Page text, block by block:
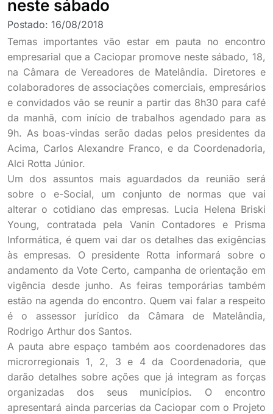
neste sábado
Postado: 16/08/2018
Temas importantes vão estar em pauta no encontro
empresarial que a Caciopar promove neste sábado, 18,
na Câmara de Vereadores de Matelândia. Diretores e
colaboradores de associações comerciais, empresários
e convidados vão se reunir a partir das 8h30 para café
da manhã, com início de trabalhos agendado para as
9h. As boas-vindas serão dadas pelos presidentes da
Acima, Carlos Alexandre Franco, e da Coordenadoria,
Alci Rotta Júnior.
Um dos assuntos mais aguardados da reunião será
sobre o e-Social, um conjunto de normas que vai
alterar o cotidiano das empresas. Lucia Helena Briski
Young, contratada pela Vanin Contadores e Prisma
Informática, é quem vai dar os detalhes das exigências
às empresas. O presidente Rotta informará sobre o
andamento da Vote Certo, campanha de orientação em
vigência desde junho. As feiras temporárias também
estão na agenda do encontro. Quem vai falar a respeito
é o assessor jurídico da Câmara de Matelândia,
Rodrigo Arthur dos Santos.
A pauta abre espaço também aos coordenadores das
microrregionais 1, 2, 3 e 4 da Coordenadoria, que
darão detalhes sobre ações que já integram as forças
organizadas dos seus municípios. O encontro
apresentará ainda parcerias da Caciopar com o Projeto